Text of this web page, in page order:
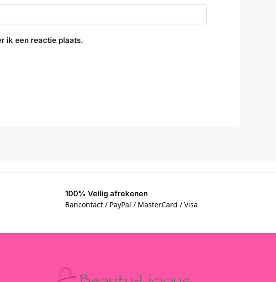
ik een reactie plaats.
100% Veilig afrekenen
Bancontact / PayPal / MasterCard / Visa